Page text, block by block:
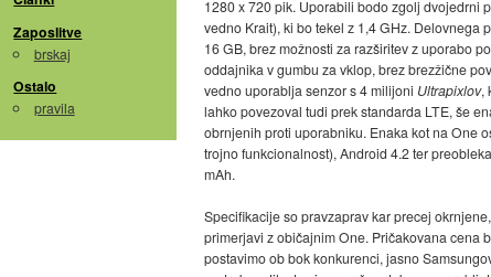
Zaposlitve
brskaj
Ostalo
pravila
1280 x 720 pik. Uporabili bodo zgolj dvojedrni
vedno Krait), ki bo tekel z 1,4 GHz. Delovnega
16 GB, brez možnosti za razširitev z uporabo
oddajnika v gumbu za vklop, brez brezžične
vedno uporablja senzor s 4 milijoni Ultrapixlov,
lahko povezoval tudi prek standarda LTE, še
obrnjenih proti uporabniku. Enaka kot na One
trojno funkcionalnost), Android 4.2 ter
mAh.
Specifikacije so pravzaprav kar precej
primerjavi z običajnim One. Pričakovana cena
postavimo ob bok konkurenci, jasno